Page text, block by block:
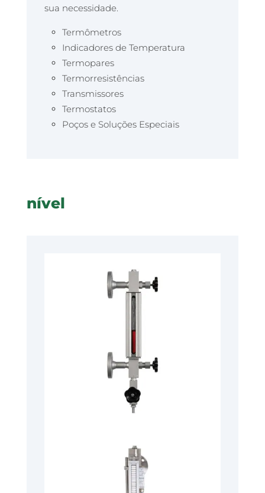
sua necessidade.
Termômetros
Indicadores de Temperatura
Termopares
Termorresistências
Transmissores
Termostatos
Poços e Soluções Especiais
nível